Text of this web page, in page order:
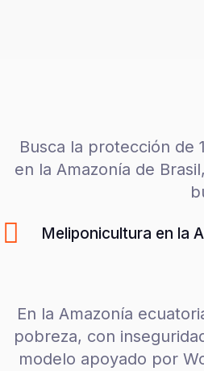
Busca la protección de
en la Amazonía de
Meliponicultura en la
En la Amazonía
pobreza, con
modelo apoyado por